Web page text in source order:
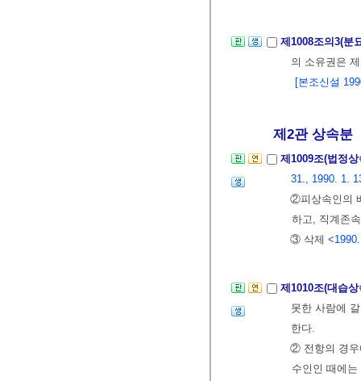
제1008조의3(분
의 소유권은
[본조신설
제2관 상속분
제1009조(법정
31., 1990. 1.
②피상속인의
하고, 직계존
③ 삭제
제1010조(대습
못한 사람에
한다.
② 전항의 경
수인인 때에